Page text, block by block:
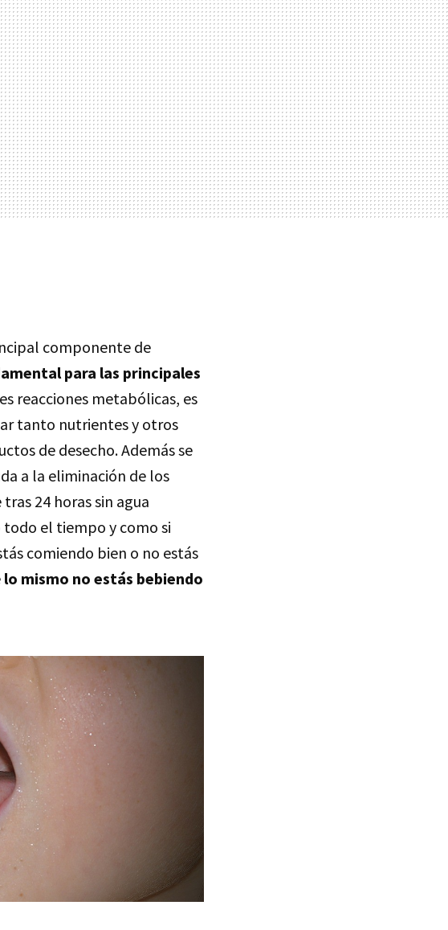
componente de
para las principales
reacciones metabólicas, es
tanto nutrientes y otros
de desecho. Además se
a la eliminación de los
24 horas sin agua
todo el tiempo y como si
comiendo bien o no estás
lo mismo no estás bebiendo